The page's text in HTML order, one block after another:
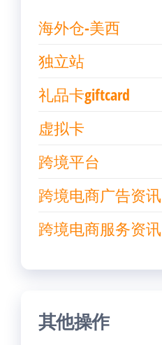
海外仓-美西
独立站
礼品卡giftcard
虚拟卡
跨境平台
跨境电商广告资讯
跨境电商服务资讯
其他操作